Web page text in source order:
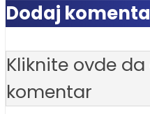
Dodaj
Kliknite ovde
komentar